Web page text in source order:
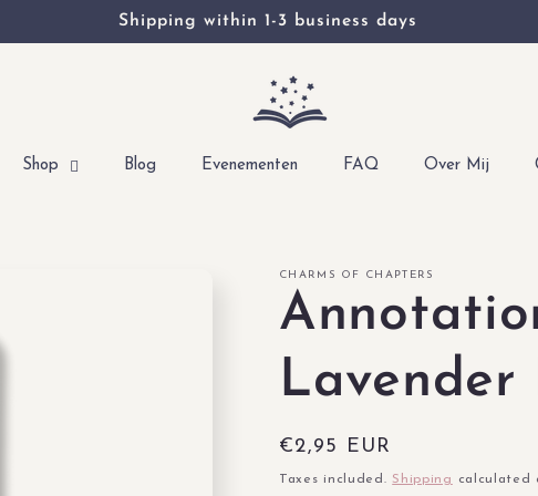
Shipping within 1-3 business days
Shop Blog Evenementen FAQ Over Mij
CHARMS OF CHAPTERS
Lavender
Regular
price
€2,95 EUR
Taxes included. Shipping calculated